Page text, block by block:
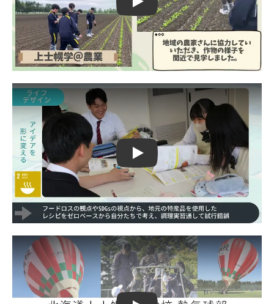
Play
Play